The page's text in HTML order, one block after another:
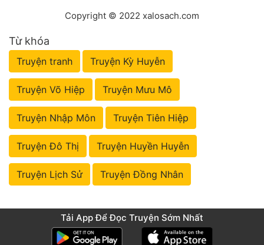
Copyright © 2022 xalosach.com
Từ khóa
Truyện tranh Truyện Kỳ Huyễn
Truyện Võ Hiệp Truyện Mưu Mô
Truyện Nhập Môn Truyện Tiên Hiệp
Truyện Đô Thị Truyện Huyền Huyễn
Truyện Lịch Sử Truyện Đồng Nhân
Tải App Để Đọc Truyện Sớm Nhất